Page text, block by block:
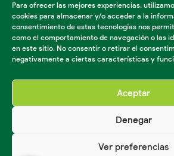
Para ofrecer las mejores experiencias,
cookies para almacenar y/o acceder a la
consentimiento de estas tecnologías nos
como el comportamiento de navegación o las
en este sitio. No consentir o retirar el
negativamente a ciertas características y
Aceptar
Denegar
Ver preferencias
Agroindustria
Insumos Agrícolas
Maquinaria Agroindustrial
Maquinaria Industrial
Herramientas Agricolas
© Agro enlace 2023 Todos los